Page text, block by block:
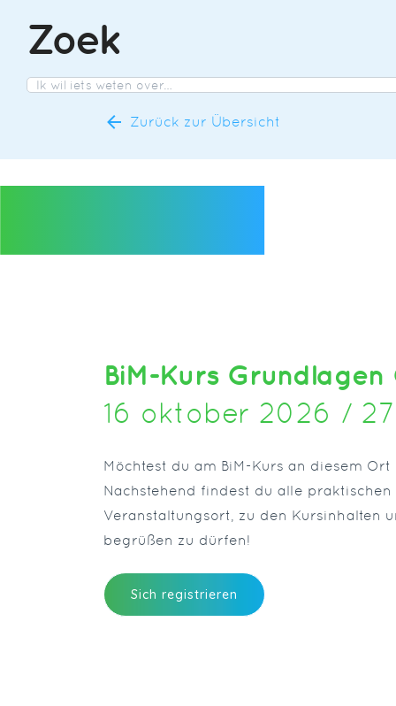
Zoek
Zurück zur Übersicht
BiM-Kurs
16 oktober 2026 /
Möchtest du am BiM-Kurs an diesem
Nachstehend findest du alle
Veranstaltungsort, zu den Kursinhalten
begrüßen zu dürfen!
Sich registrieren